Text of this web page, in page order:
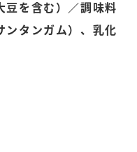
組み
豆を含む）／調味料
ンタンガム）、乳化